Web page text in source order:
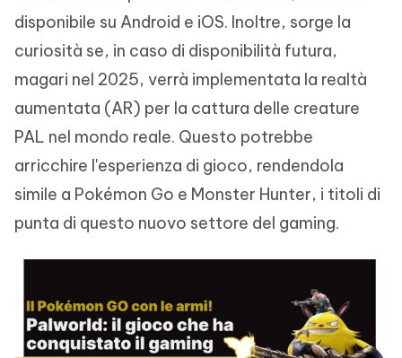
disponibile su Android e iOS. Inoltre, sorge la
curiosità se, in caso di disponibilità futura,
magari nel 2025, verrà implementata la realtà
aumentata (AR) per la cattura delle creature
PAL nel mondo reale. Questo potrebbe
arricchire l'esperienza di gioco, rendendola
simile a Pokémon Go e Monster Hunter, i titoli di
punta di questo nuovo settore del gaming.